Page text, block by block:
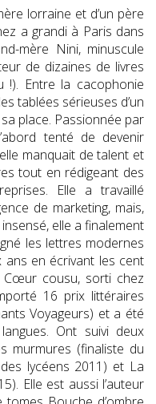
lorraine et d’un père
a grandi à Paris dans
mère Nini, minuscule
de dizaines de livres
Entre la cacophonie
tablées sérieuses d’un
sa place. Passionnée par
tenté de devenir
manquait de talent et
tout en rédigeant des
Elle a travaillé
de marketing, mais,
elle a finalement
les lettres modernes
ans en écrivant les cent
Cœur cousu, sorti chez
16 prix littéraires
Voyageurs) et a été
Ont suivi deux
murmures (finaliste du
lycéens 2011) et La
Elle est aussi l’auteur